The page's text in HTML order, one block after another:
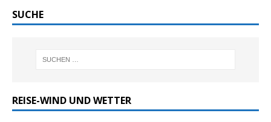
SUCHE
REISE-WIND UND WETTER